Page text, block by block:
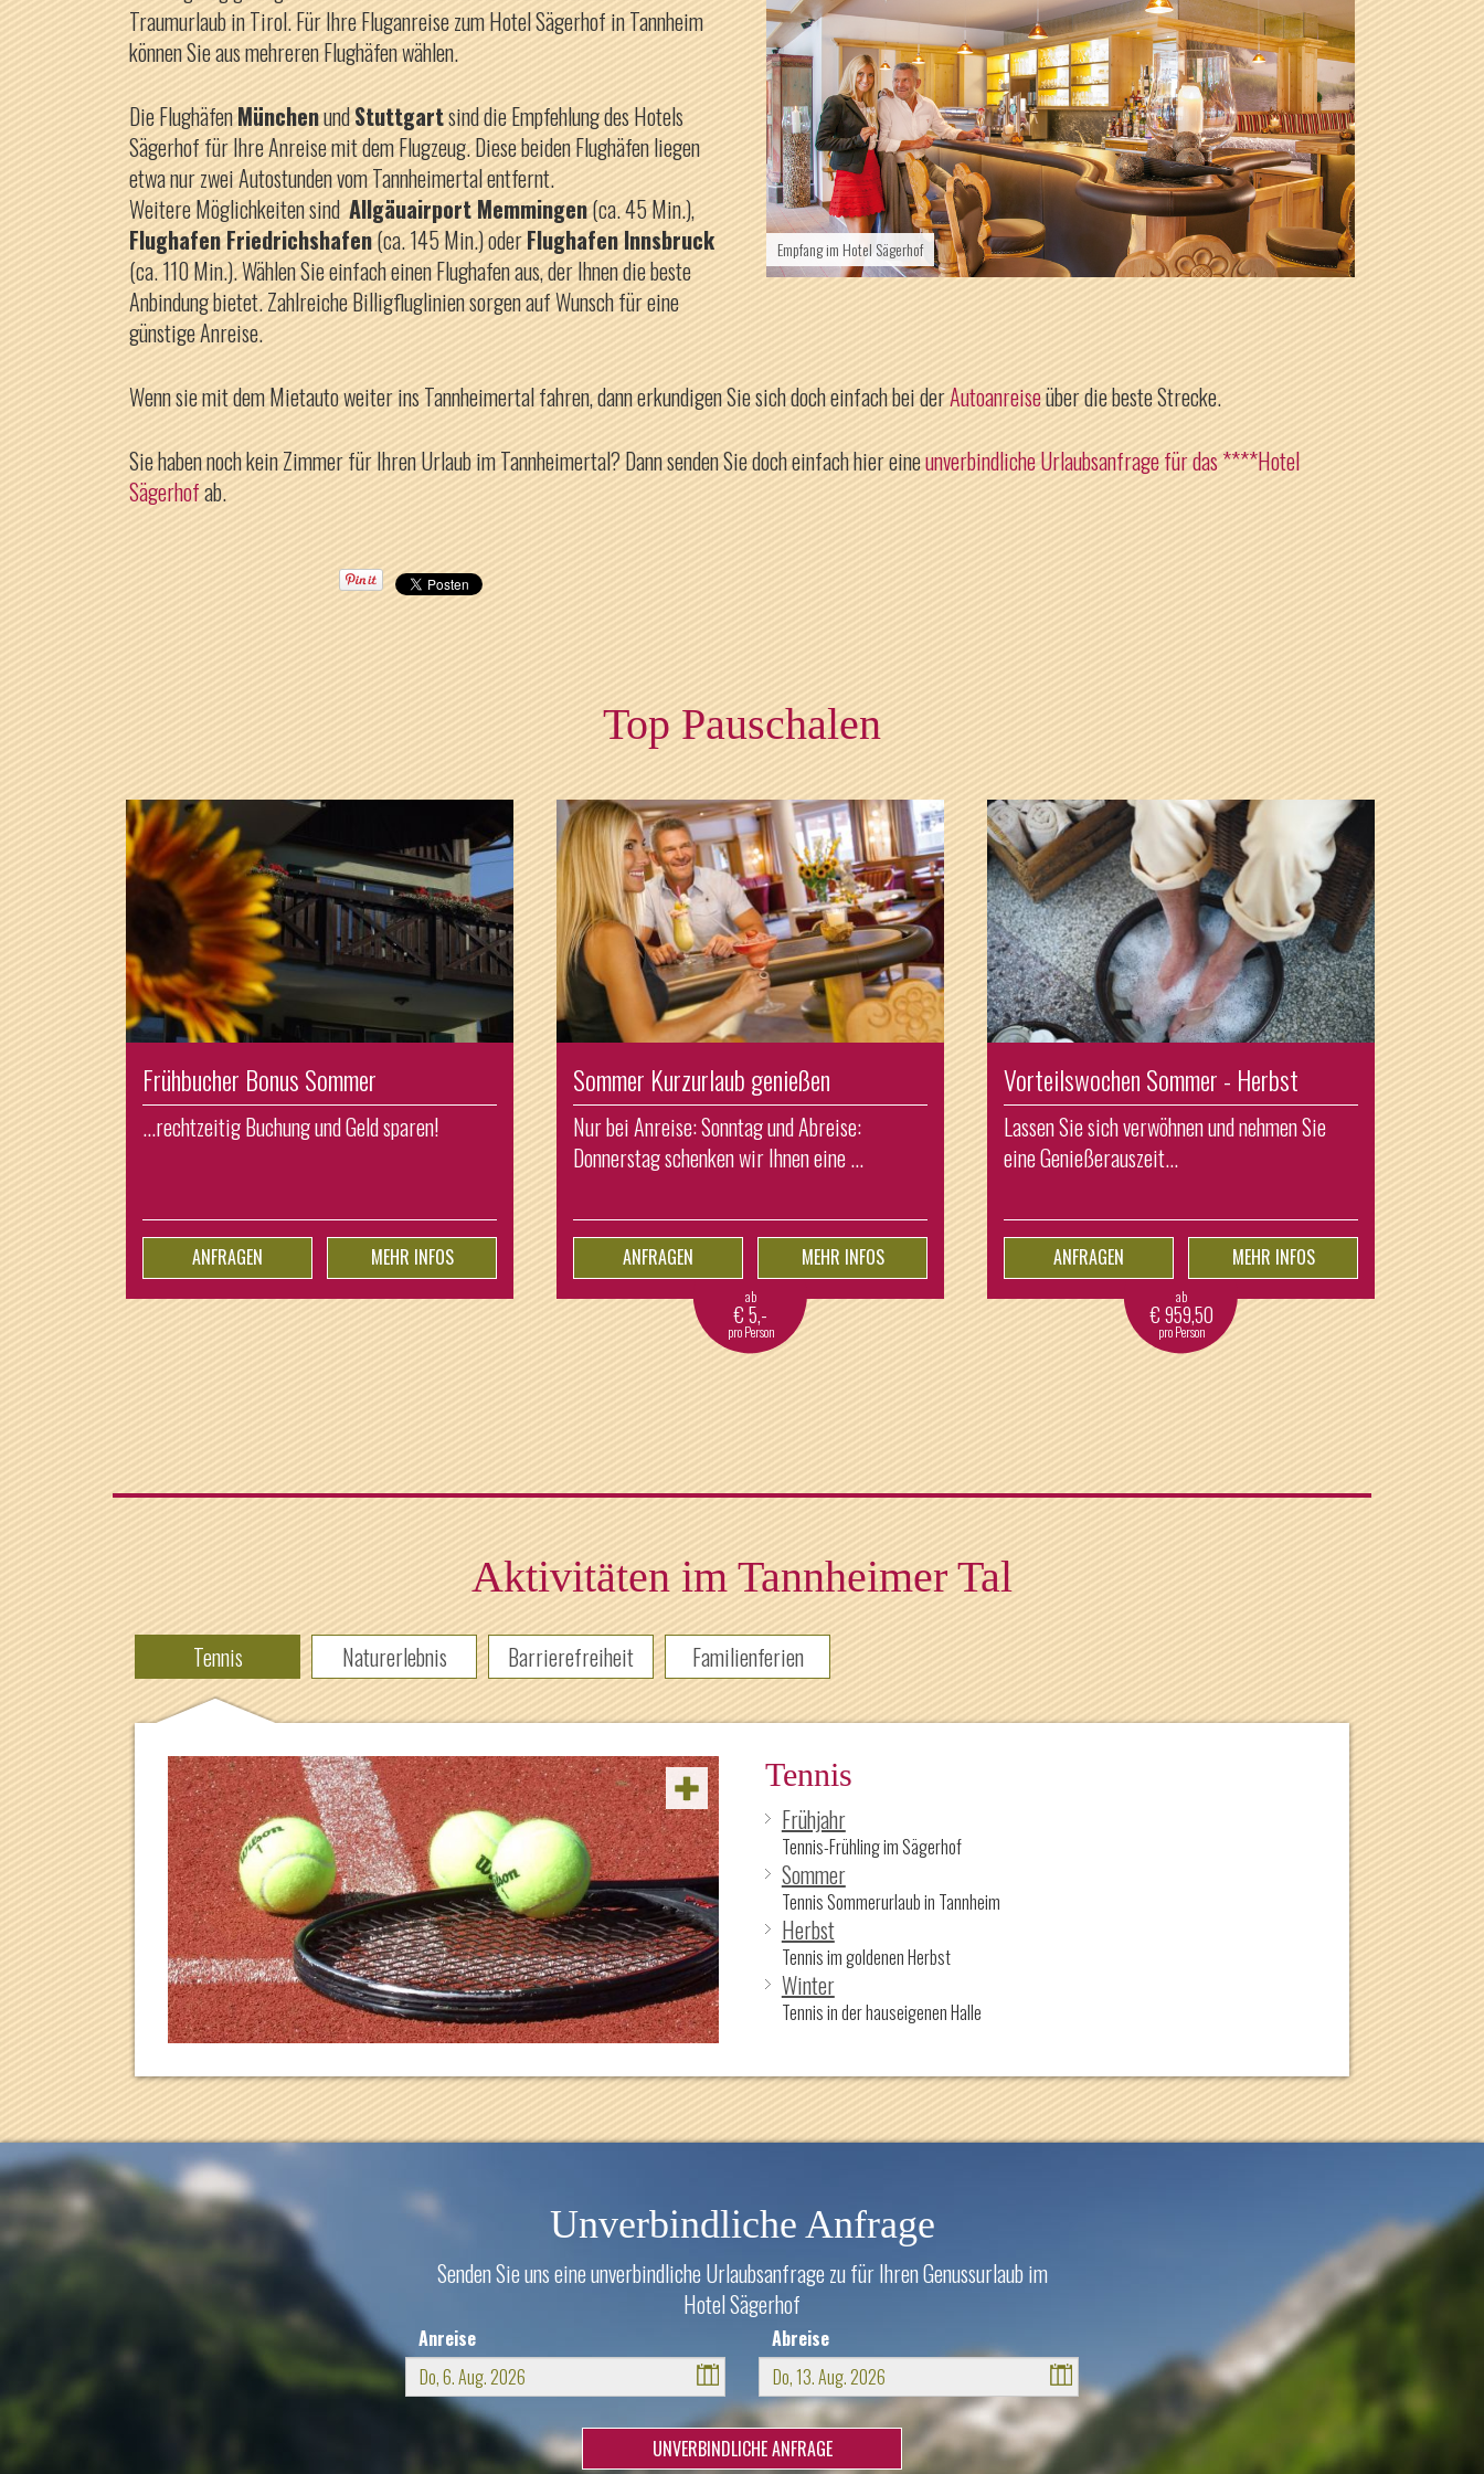
Empfang im Hotel Sägerhof
Traumurlaub in Tirol. Für Ihre Fluganreise zum Hotel Sägerhof in Tannheim
können Sie aus mehreren Flughäfen wählen.
Die FlughäfenMünchenundStuttgartsind die Empfehlung des Hotels
Sägerhof für Ihre Anreise mit dem Flugzeug. Diese beiden Flughäfen liegen
etwa nur zwei Autostunden vom Tannheimertal entfernt.
Weitere Möglichkeiten sind Allgäuairport Memmingen(ca. 45 Min.),
Flughafen Friedrichshafen(ca. 145 Min.) oderFlughafen Innsbruck
(ca. 110 Min.). Wählen Sie einfach einen Flughafen aus, der Ihnen die beste
Anbindung bietet. Zahlreiche Billigfluglinien sorgen auf Wunsch für eine
günstige Anreise.
Wenn sie mit dem Mietauto weiter ins Tannheimertal fahren, dann erkundigen Sie sich doch einfach bei derAutoanreiseüber die beste Strecke.
Sie haben noch kein Zimmer für Ihren Urlaub im Tannheimertal? Dann senden Sie doch einfach hier eineunverbindliche Urlaubsanfrage für das ****Hotel
Sägerhofab.
Top Pauschalen
Frühbucher Bonus Sommer
...rechtzeitig Buchung und Geld sparen!
ANFRAGEN MEHR INFOS
ab
€5,-
pro Person
Sommer Kurzurlaub genießen
Nur bei Anreise: Sonntag und Abreise:
Donnerstag schenken wir Ihnen eine ...
ANFRAGEN MEHR INFOS
ab
€959,50
pro Person
Vorteilswochen Sommer - Herbst
Lassen Sie sich verwöhnen und nehmen Sie
eine Genießerauszeit...
ANFRAGEN MEHR INFOS
Aktivitäten im Tannheimer Tal
Tennis Naturerlebnis Barrierefreiheit Familienferien
Tennis
Frühjahr
Tennis-Frühling im Sägerhof
Sommer
Tennis Sommerurlaub in Tannheim
Herbst
Tennis im goldenen Herbst
Winter
Tennis in der hauseigenen Halle
Unverbindliche Anfrage
Senden Sie uns eine unverbindliche Urlaubsanfrage zu für Ihren Genussurlaub im
Hotel Sägerhof
Anreise
August 2026
Mi Do Sa So
Abreise
August 2026
Mo Do Fr Sa So